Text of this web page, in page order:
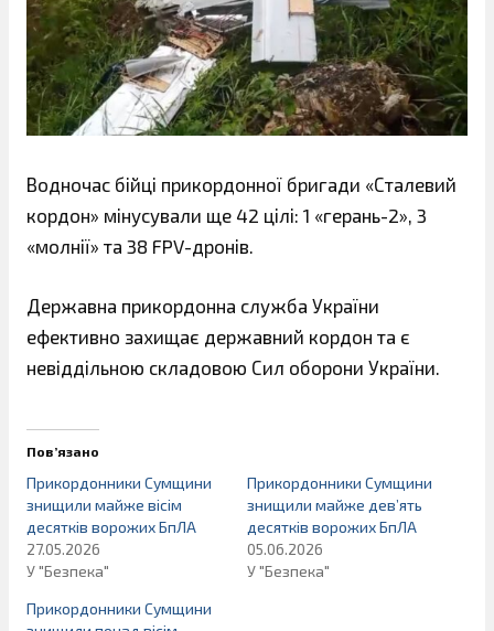
Водночас бійці прикордонної бригади «Сталевий
кордон» мінусували ще 42 цілі: 1 «герань-2», 3
«молнії» та 38 FPV-дронів.
Державна прикордонна служба України
ефективно захищає державний кордон та є
невіддільною складовою Сил оборони України.
Пов’язано
Прикордонники Сумщини
знищили майже вісім
десятків ворожих БпЛА
27.05.2026
У "Безпека"
Прикордонники Сумщини
знищили майже дев’ять
десятків ворожих БпЛА
05.06.2026
У "Безпека"
Прикордонники Сумщини